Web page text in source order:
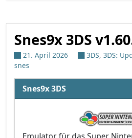
Snes9x 3DS
21. April 2026 3DS, 3DS:
snes
Snes9x 3DS